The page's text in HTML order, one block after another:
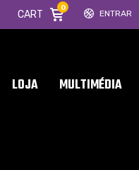
ENTRAR
CART
0
LOJA MULTIMÉDIA